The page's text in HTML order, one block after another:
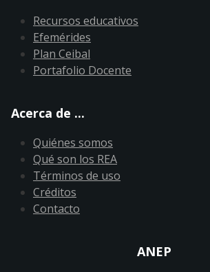
Recursos educativos
Efemérides
Plan Ceibal
Portafolio Docente
Acerca de ...
Quiénes somos
Qué son los REA
Términos de uso
Créditos
Contacto
ANEP